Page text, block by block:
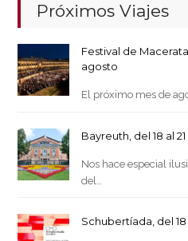
Próximos Viajes
Festival de
agosto
El próximo mes de
Bayreuth, del 18 al
Nos hace especial
del…
Schubertíada, del